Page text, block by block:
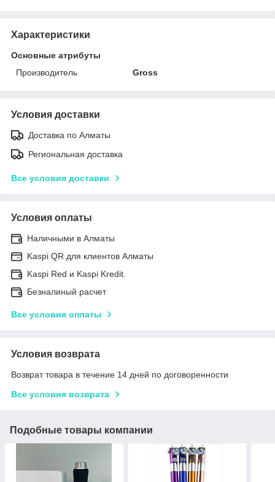
Характеристики
Основные атрибуты
Производитель
Gross
Условия доставки
Доставка по Алматы
Региональная доставка
Все условия доставки
Условия оплаты
Наличными в Алматы
Kaspi QR для клиентов Алматы
Kaspi Red и Kaspi Kredit.
Безналиный расчет
Все условия оплаты
Условия возврата
Возврат товара в течение 14 дней по договоренности
Все условия возврата
Подобные товары компании